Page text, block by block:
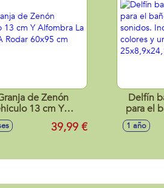
de Zenón
13 cm Y
La Granja A
60x95 cm39,99 €
Delfín
para el
sonidos.
1 año